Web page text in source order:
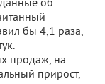
об
бы 4,1 раза,
продаж, на
прирост,